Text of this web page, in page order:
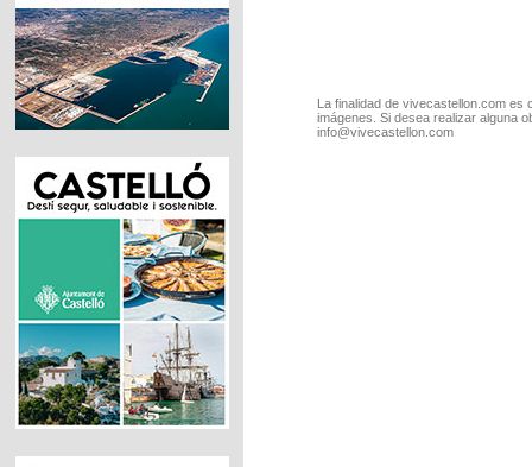
La finalidad de vivecastellon.com
imágenes. Si desea realizar alguna
info@vivecastellon.com